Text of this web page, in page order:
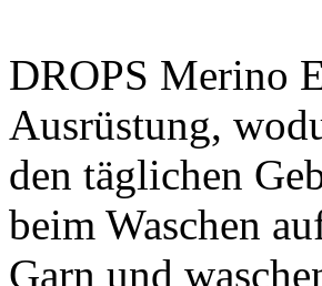
DROPS Merino
Ausrüstung,
den täglichen
beim Waschen
Garn und